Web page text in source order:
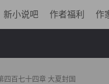
新小说吧 作者福利 作
四百七十四章 大夏封国